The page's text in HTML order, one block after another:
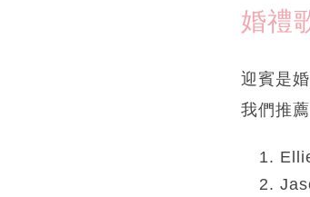
婚禮
迎賓是
我們推